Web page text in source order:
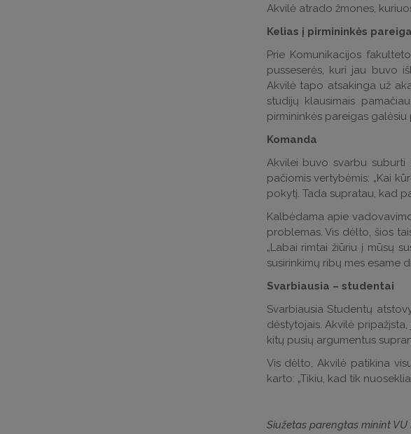
Akvilė atrado žmones,
Kelias į pirmininkės
Prie Komunikacijos
pusseserės, kuri jau buvo
Akvilė tapo atsakinga už
studijų klausimais
pirmininkės pareigas galėsiu
Komanda
Akvilei buvo svarbu
pačiomis vertybėmis: „Kai
pokytį. Tada supratau, kad
Kalbėdama apie
problemas. Vis dėlto, šios
„Labai rimtai žiūriu į mūsų
susirinkimų ribų mes esame
Svarbiausia – studentai
Svarbiausia Studentų
dėstytojais. Akvilė
kitų pusių argumentus
Vis dėlto, Akvilė patikina
karto: „Tikiu, kad tik
Siužetas parengtas minint